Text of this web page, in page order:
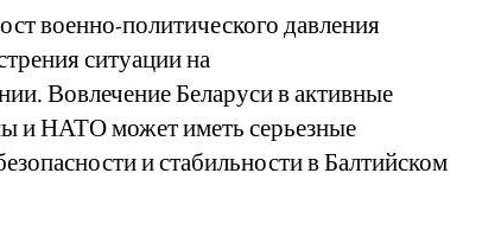
военно-политического давления
ситуации на
Вовлечение Беларуси в активные
и НАТО может иметь серьезные
и стабильности в Балтийском